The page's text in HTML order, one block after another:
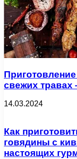
свежих
14.03.2024
Как
говядины с
настоящих